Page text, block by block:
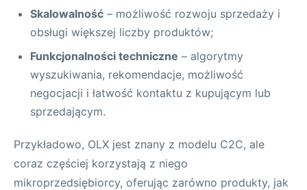
Skalowalność – możliwość rozwoju sprzedaży i
obsługi większej liczby produktów;
Funkcjonalności techniczne – algorytmy
wyszukiwania, rekomendacje, możliwość
negocjacji i łatwość kontaktu z kupującym lub
sprzedającym.
Przykładowo, OLX jest znany z modelu C2C, ale
coraz częściej korzystają z niego
mikroprzedsiębiorcy, oferując zarówno produkty, jak